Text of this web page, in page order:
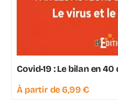
Covid-19 : Le bilan en
À partir de 6,99€